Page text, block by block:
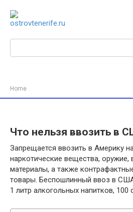
контенту
Поиск:
Home
Что нельзя ввозить в
Запрещается ввозить в Америку
наркотические вещества,
материалы, а также
товары. Беспошлинный ввоз в
1 литр алкогольных напитков, 100